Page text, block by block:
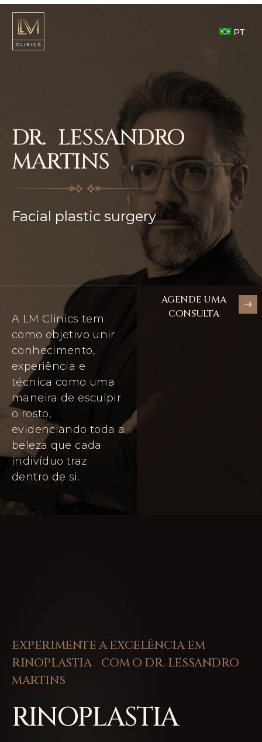
PT
DR. LESSANDRO
MARTINS
Facial plastic surgery
A LM Clinics tem
como objetivo unir
conhecimento,
experiência e
técnica como uma
maneira de esculpir
o rosto,
evidenciando toda a
beleza que cada
indivíduo traz
dentro de si.
AGENDE UMA
CONSULTA
EXPERIMENTE A EXCELÊNCIA EM
RINOPLASTIA COM O DR. LESSANDRO
MARTINS
RINOPLASTIA